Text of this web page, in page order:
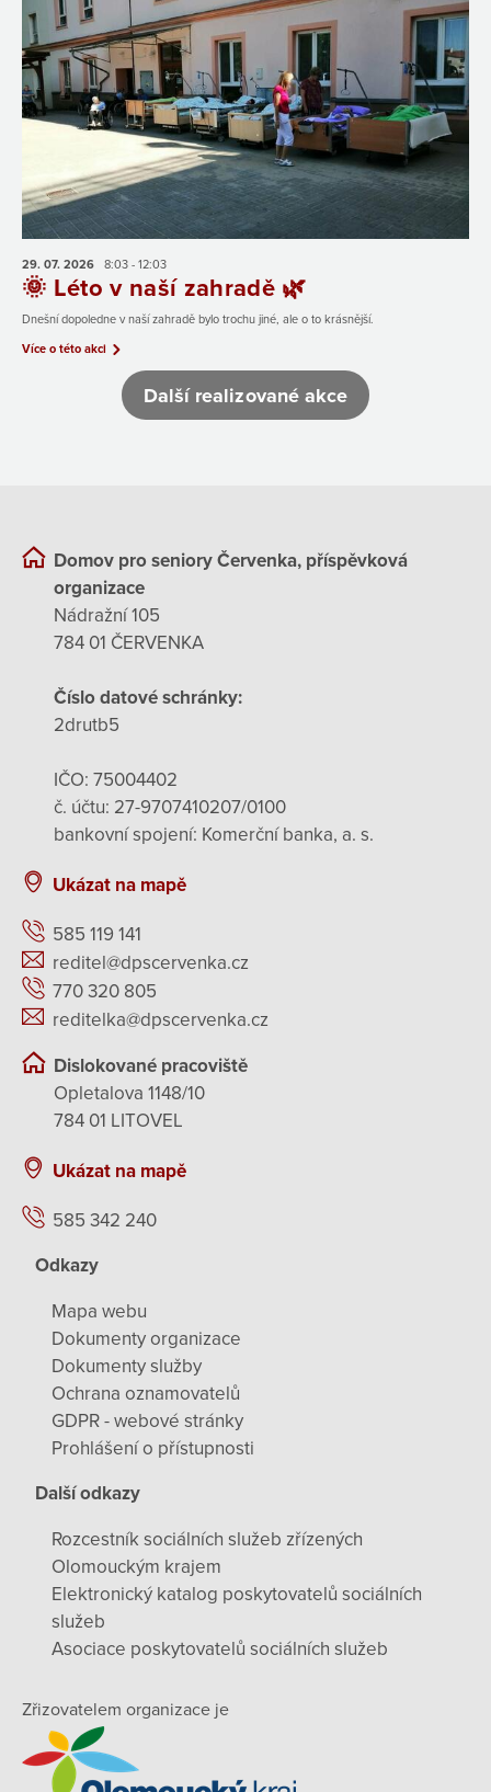
29. 07. 2026 8:03 - 12:03
🌞 Léto v naší zahradě 🌿
Dnešní dopoledne v naší zahradě bylo trochu jiné, ale o to krásnější.
Více o této akci
Další realizované akce
Domov pro seniory Červenka, příspěvková
organizace
Nádražní 105
784 01 ČERVENKA
Číslo datové schránky:
2drutb5
IČO: 75004402
č. účtu: 27-9707410207/0100
bankovní spojení: Komerční banka, a. s.
Ukázat na mapě
585 119 141
reditel@dpscervenka.cz
770 320 805
reditelka@dpscervenka.cz
Dislokované pracoviště
Opletalova 1148/10
784 01 LITOVEL
Ukázat na mapě
585 342 240
Odkazy
Mapa webu
Dokumenty organizace
Dokumenty služby
Ochrana oznamovatelů
GDPR - webové stránky
Prohlášení o přístupnosti
Další odkazy
Rozcestník sociálních služeb zřízených
Olomouckým krajem
Elektronický katalog poskytovatelů sociálních
služeb
Asociace poskytovatelů sociálních služeb
Zřizovatelem organizace je